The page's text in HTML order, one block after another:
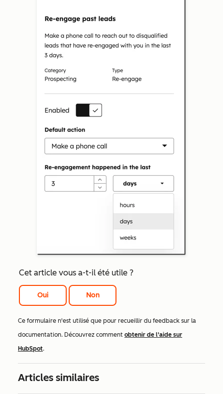
Cet article vous a-t-il été utile ?
Oui Non
Ce formulaire n'est utilisé que pour recueillir du feedback sur la
documentation. Découvrez comment obtenir de l'aide sur
HubSpot.
Articles similaires